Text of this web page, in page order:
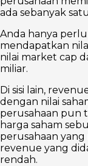
ada sebanyak
Anda hanya
mendapatkan
nilai market cap
miliar.
Di sisi lain,
dengan nilai
perusahaan pun
harga saham
perusahaan
revenue yang
rendah.